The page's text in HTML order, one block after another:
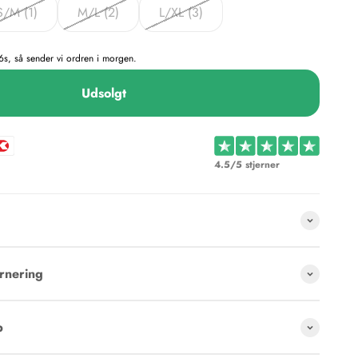
M (1) M/L (2) L/XL (3)
så sender vi ordren i morgen.
Udsolgt
4.5/5 stjerner